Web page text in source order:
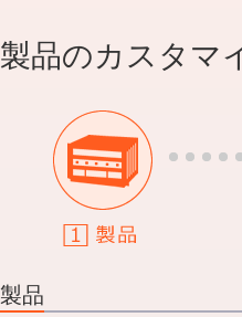
製品のカスタマ
3.保守サービス
4.内容の確認
製品